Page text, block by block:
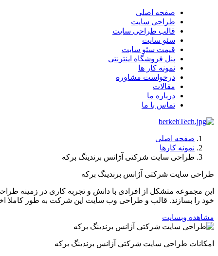
صفحه اصلی
طراحی سایت
قالب طراحی سایت
سئو سایت
قیمت سئو سایت
پنل فروشگاه اینترنتی
نمونه کار ها
درخواست مشاوره
مقالات
درباره ما
تماس با ما
صفحه اصلی
نمونه کارها
طراحی سایت شرکتی آژانس برندینگ برکه
طراحی سایت شرکتی آژانس برندینگ برکه
این مجموعه متشکل از افرادی با دانش و تجربه کاری در زمینه
خود را بسازند. قالب و طراحی وب سایت این شرکت به طور
مشاهده وبسایت
امکانات طراحی سایت شرکتی آژانس برندینگ برکه